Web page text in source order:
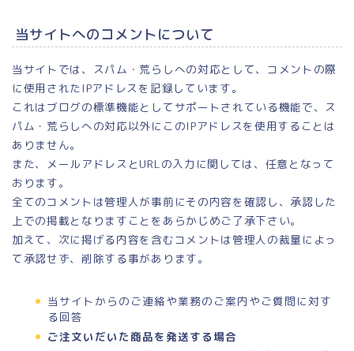
当サイトへのコメントについて
当サイトでは、スパム・荒らしへの対応として、コメントの際
に使用されたIPアドレスを記録しています。
これはブログの標準機能としてサポートされている機能で、ス
パム・荒らしへの対応以外にこのIPアドレスを使用することは
ありません。
また、メールアドレスとURLの入力に関しては、任意となって
おります。
全てのコメントは管理人が事前にその内容を確認し、承認した
上での掲載となりますことをあらかじめご了承下さい。
加えて、次に掲げる内容を含むコメントは管理人の裁量によっ
て承認せず、削除する事があります。
当サイトからのご連絡や業務のご案内やご質問に対す
る回答
ご注文いだいた商品を発送する場合